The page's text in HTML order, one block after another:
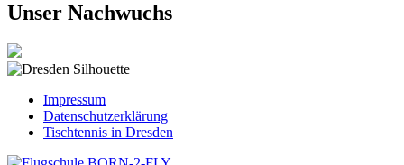
Unser Nachwuchs
Impressum
Datenschutzerklärung
Tischtennis in Dresden